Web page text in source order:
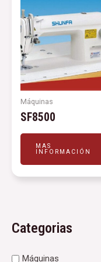
Categorias
Máquinas
Máquinas
SF8500
MAS
INFORMACIÓN